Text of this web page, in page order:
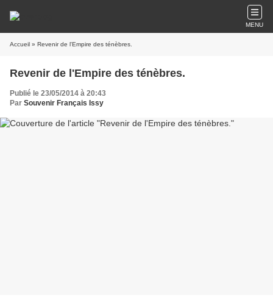
MENU
Accueil » Revenir de l'Empire des ténèbres.
Revenir de l'Empire des ténèbres.
Publié le 23/05/2014 à 20:43
Par Souvenir Français Issy